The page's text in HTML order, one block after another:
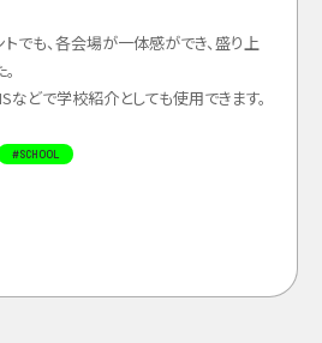
#SCHOOL
でも、各会場が一体感ができ、盛り上
などで学校紹介としても使用できます。